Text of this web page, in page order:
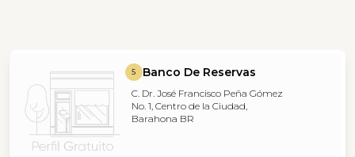
5 Banco De Reservas
C. Dr. José Francisco Peña Gómez
No. 1, Centro de la Ciudad,
Barahona BR